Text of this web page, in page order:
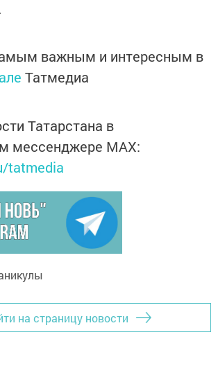
важным и интересным в
Татмедиа
Татарстана в
мессенджере MАХ:
tatmedia
на страницу новости